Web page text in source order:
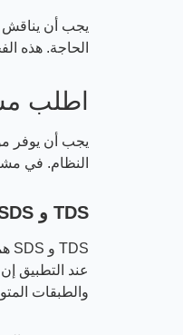
الحاجة. هذه
اطلب
يجب أن يوفر
النظام. في
TDS و SDS
والطبقات